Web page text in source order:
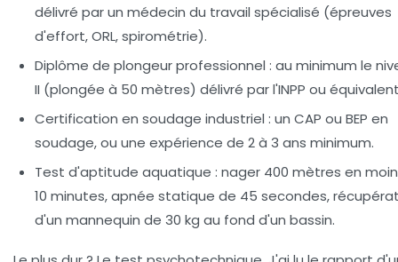
délivré par un médecin du travail spécialisé (épreuves
d'effort, ORL, spirométrie).
Diplôme de plongeur professionnel : au minimum le
II (plongée à 50 mètres) délivré par l'INPP ou
Certification en soudage industriel : un CAP ou BEP en
soudage, ou une expérience de 2 à 3 ans minimum.
Test d'aptitude aquatique : nager 400 mètres en
10 minutes, apnée statique de 45 secondes,
d'un mannequin de 30 kg au fond d'un bassin.